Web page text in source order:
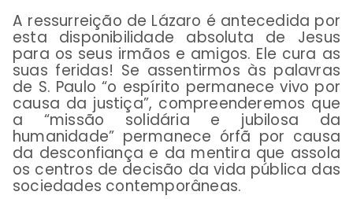
A ressurreição de Lázaro é antecedida por
esta disponibilidade absoluta de Jesus
para os seus irmãos e amigos. Ele cura as
suas feridas! Se assentirmos às palavras
de S. Paulo “o espírito permanece vivo por
causa da justiça”, compreenderemos que
a “missão solidária e jubilosa da
humanidade” permanece órfã por causa
da desconfiança e da mentira que assola
os centros de decisão da vida pública das
sociedades contemporâneas.